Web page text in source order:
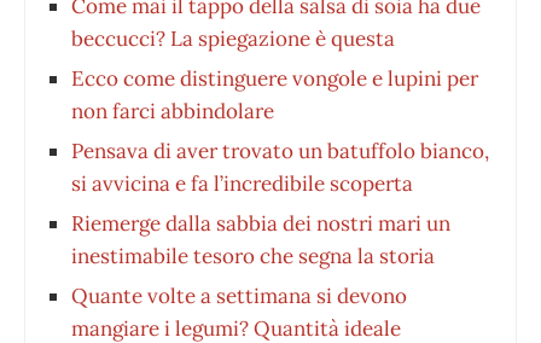
Come mai il tappo della salsa di soia ha due
beccucci? La spiegazione è questa
Ecco come distinguere vongole e lupini per
non farci abbindolare
Pensava di aver trovato un batuffolo bianco,
si avvicina e fa l’incredibile scoperta
Riemerge dalla sabbia dei nostri mari un
inestimabile tesoro che segna la storia
Quante volte a settimana si devono
mangiare i legumi? Quantità ideale